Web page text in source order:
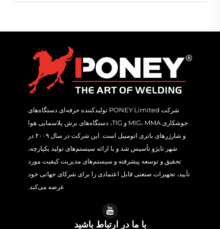
شرکت PONEY Limited تولیدکننده حرفه‌ای دستگاه‌های
جوشکاری MIG، MMA و TIG، دستگاه‌های برش پلاسمایی هوا
و شارژرهای باتری اتومبیل است. این شرکت در سال ۲۰۰۹ در
شهر تایژو تأسیس شد و با ارائه سیستم‌های تولید یکپارچه،
تحقیق و توسعه پیشرفته و سیستم‌های مدیریت کیفیت مورد
تأیید، تجهیزات صنعتی قابل اعتمادی را برای شرکای جهانی خود
عرضه می‌کند.
با ما در ارتباط باشید